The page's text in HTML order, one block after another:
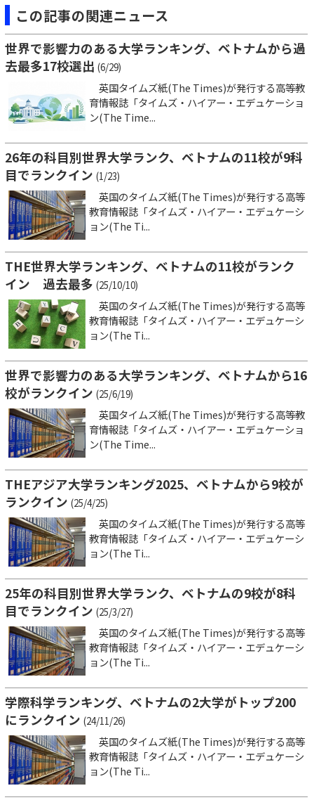
この記事の関連ニュース
世界で影響力のある大学ランキング、ベトナムから過
去最多17校選出 (6/29)
英国タイムズ紙(The Times)が発行する高等教
育情報誌「タイムズ・ハイアー・エデュケーショ
ン(The Time...
26年の科目別世界大学ランク、ベトナムの11校が9科
目でランクイン (1/23)
英国のタイムズ紙(The Times)が発行する高等
教育情報誌「タイムズ・ハイアー・エデュケーシ
ョン(The Ti...
THE世界大学ランキング、ベトナムの11校がランク
イン 過去最多 (25/10/10)
英国のタイムズ紙(The Times)が発行する高等
教育情報誌「タイムズ・ハイアー・エデュケーシ
ョン(The Ti...
世界で影響力のある大学ランキング、ベトナムから16
校がランクイン (25/6/19)
英国タイムズ紙(The Times)が発行する高等教
育情報誌「タイムズ・ハイアー・エデュケーショ
ン(The Time...
THEアジア大学ランキング2025、ベトナムから9校が
ランクイン (25/4/25)
英国のタイムズ紙(The Times)が発行する高等
教育情報誌「タイムズ・ハイアー・エデュケーシ
ョン(The Ti...
25年の科目別世界大学ランク、ベトナムの9校が8科
目でランクイン (25/3/27)
英国のタイムズ紙(The Times)が発行する高等
教育情報誌「タイムズ・ハイアー・エデュケーシ
ョン(The Ti...
学際科学ランキング、ベトナムの2大学がトップ200
にランクイン (24/11/26)
英国のタイムズ紙(The Times)が発行する高等
教育情報誌「タイムズ・ハイアー・エデュケーシ
ョン(The Ti...